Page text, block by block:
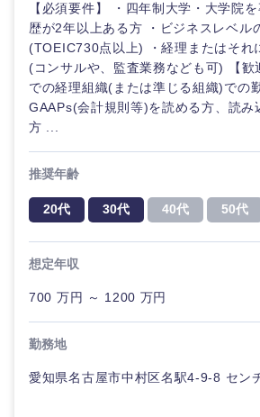
【必須要件】 ・四年制大学・大学院
歴が2年以上ある方 ・ビジネスレベル
(TOEIC730点以上) ・経理またはそれ
(コンサルや、監査業務なども可) 【歓
での経理組織(または準じる組織)での
GAAPs(会計規則等)を読める方、読み
方 ...
推奨年齢
20代 30代 40代 50代
想定年収
700 万円 ～ 1200 万円
勤務地
愛知県名古屋市中村区名駅4-9-8 セン